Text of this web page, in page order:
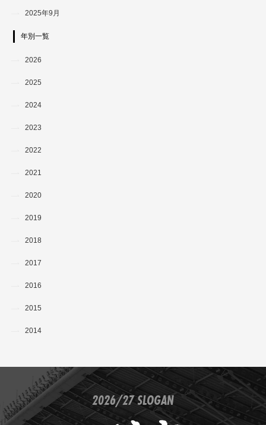
2025年9月
年別一覧
2026
2025
2024
2023
2022
2021
2020
2019
2018
2017
2016
2015
2014
2026/27 SLOGAN